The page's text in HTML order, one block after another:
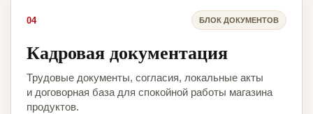
04 БЛОК ДОКУМЕНТОВ
Кадровая документация
Трудовые документы, согласия, локальные акты
и договорная база для спокойной работы магазина
продуктов.